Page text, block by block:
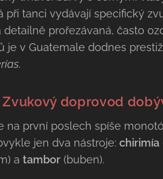
při tanci vydávají specifický
prořezávaná, často
je v Guatemale dodnes
.
Zvukový doprovod
na první poslech spíše
jen dva nástroje: chirimía
a tambor(buben).